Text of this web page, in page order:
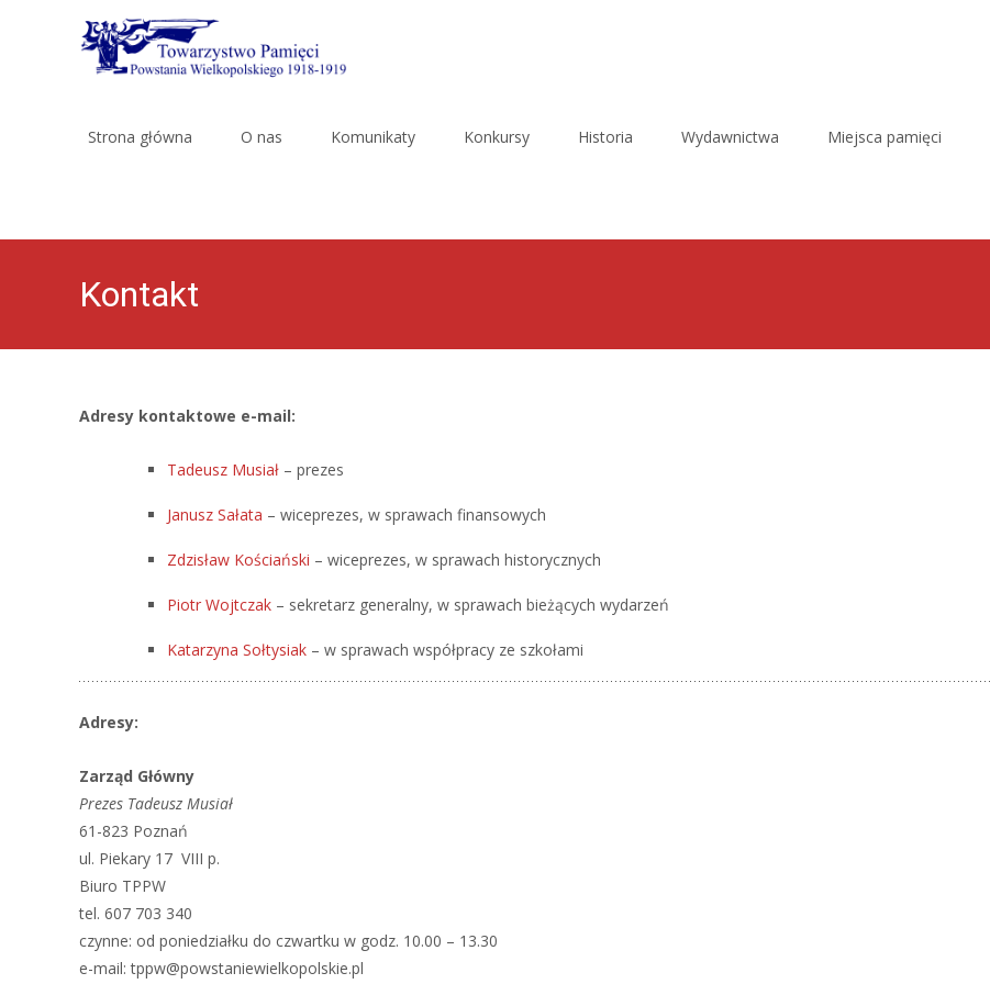
Strona główna O nas Komunikaty Konkursy Historia Wydawnictwa Miejsca pamięci
Kontakt
Adresy kontaktowe e-mail:
Tadeusz Musiał – prezes
Janusz Sałata – wiceprezes, w sprawach finansowych
Zdzisław Kościański – wiceprezes, w sprawach historycznych
Piotr Wojtczak – sekretarz generalny, w sprawach bieżących wydarzeń
Katarzyna Sołtysiak – w sprawach współpracy ze szkołami
Adresy:
Zarząd Główny
Prezes Tadeusz Musiał
61-823 Poznań
ul. Piekary 17 VIII p.
Biuro TPPW
tel. 607 703 340
czynne: od poniedziałku do czwartku w godz. 10.00 – 13.30
e-mail: tppw@powstaniewielkopolskie.pl